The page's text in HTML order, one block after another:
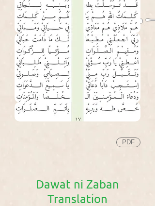
PDF
Dawat ni Zaban
Translation